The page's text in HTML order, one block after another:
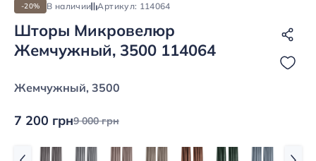
-20% В наличии Артикул: 114064
Шторы Микровелюр
Жемчужный, 3500 114064
Жемчужный, 3500
7 200 грн9 000 грн